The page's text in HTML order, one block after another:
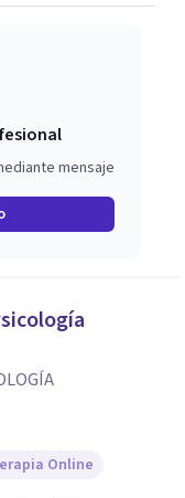
mensaje
Online